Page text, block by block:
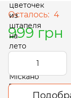
Осталось: 4
999 грн